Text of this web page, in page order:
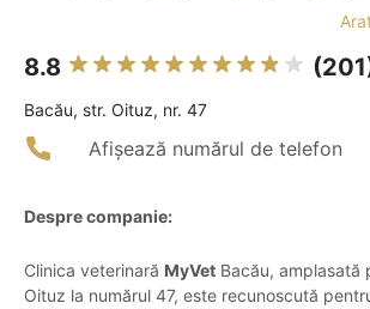
8.8
Bacău, str. Oituz, nr. 47
Afișează numărul de telefon
Despre companie:
Clinica veterinară MyVet Bacău, amplasată
Oituz la numărul 47, este recunoscută